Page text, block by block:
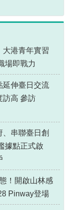
港青年實習
場即戰力
延伸臺日交流
訪高 參訪
、串聯臺日創
據點正式啟
！開啟山林感
Pinway登場